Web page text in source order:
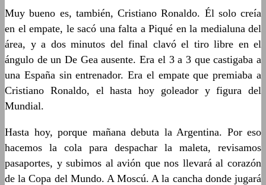
Muy bueno es, también, Cristiano Ronaldo. Él solo creía
en el empate, le sacó una falta a Piqué en la medialuna del
área, y a dos minutos del final clavó el tiro libre en el
ángulo de un De Gea ausente. Era el 3 a 3 que castigaba a
una España sin entrenador. Era el empate que premiaba a
Cristiano Ronaldo, el hasta hoy goleador y figura del
Mundial.
Hasta hoy, porque mañana debuta la Argentina. Por eso
hacemos la cola para despachar la maleta, revisamos
pasaportes, y subimos al avión que nos llevará al corazón
de la Copa del Mundo. A Moscú. A la cancha donde jugará